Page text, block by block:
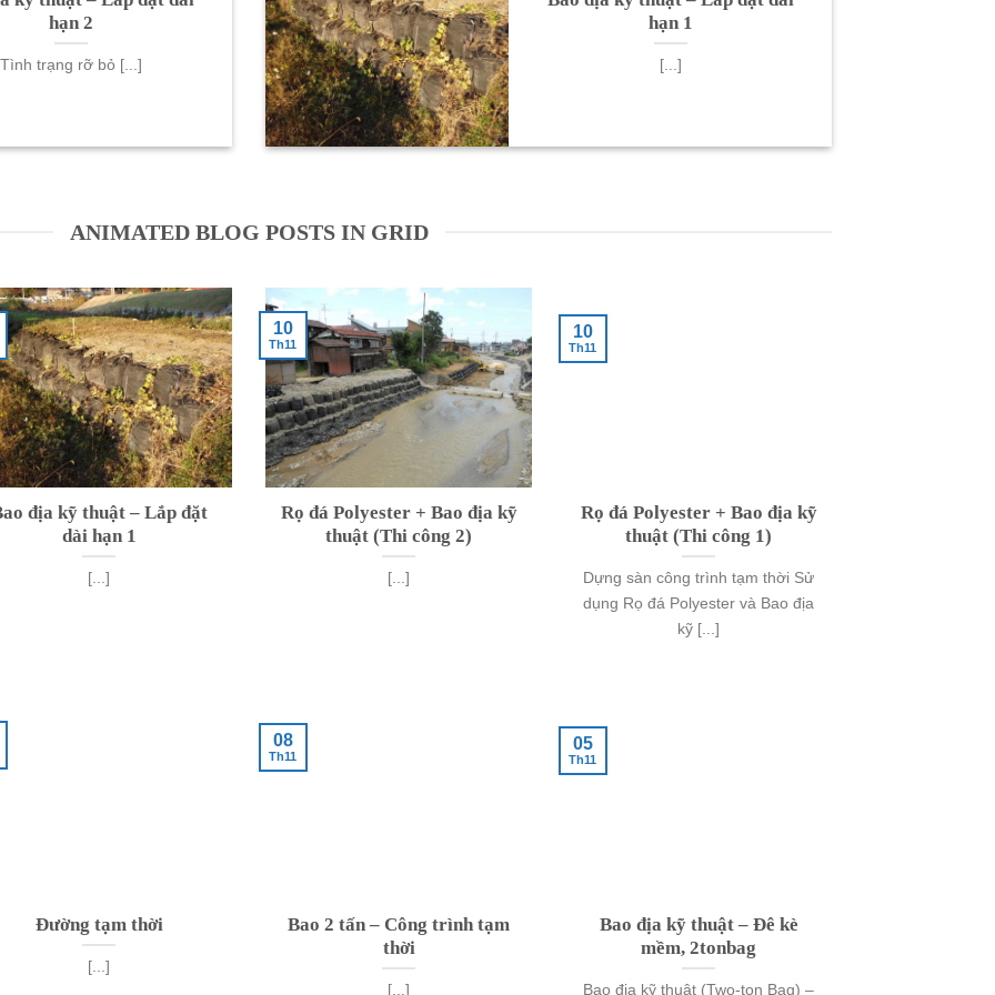
hạn 2
Tình trạng rỡ bỏ [...]
hạn 1
[...]
ANIMATED BLOG POSTS IN GRID
địa kỹ thuật – Lắp đặt
dài hạn 1
[...]
Rọ đá Polyester + Bao địa kỹ
thuật (Thi công 2)
[...]
10
Th11
Rọ đá Polyester + Bao địa kỹ
thuật (Thi công 1)
Dựng sàn công trình tạm thời Sử
dụng Rọ đá Polyester và Bao địa
kỹ [...]
10
Th11
Đường tạm thời
[...]
Bao 2 tấn – Công trình tạm
thời
[...]
08
Th11
Bao địa kỹ thuật – Đê kè
mềm, 2tonbag
Bao địa kỹ thuật (Two-ton Bag) –
05
Th11